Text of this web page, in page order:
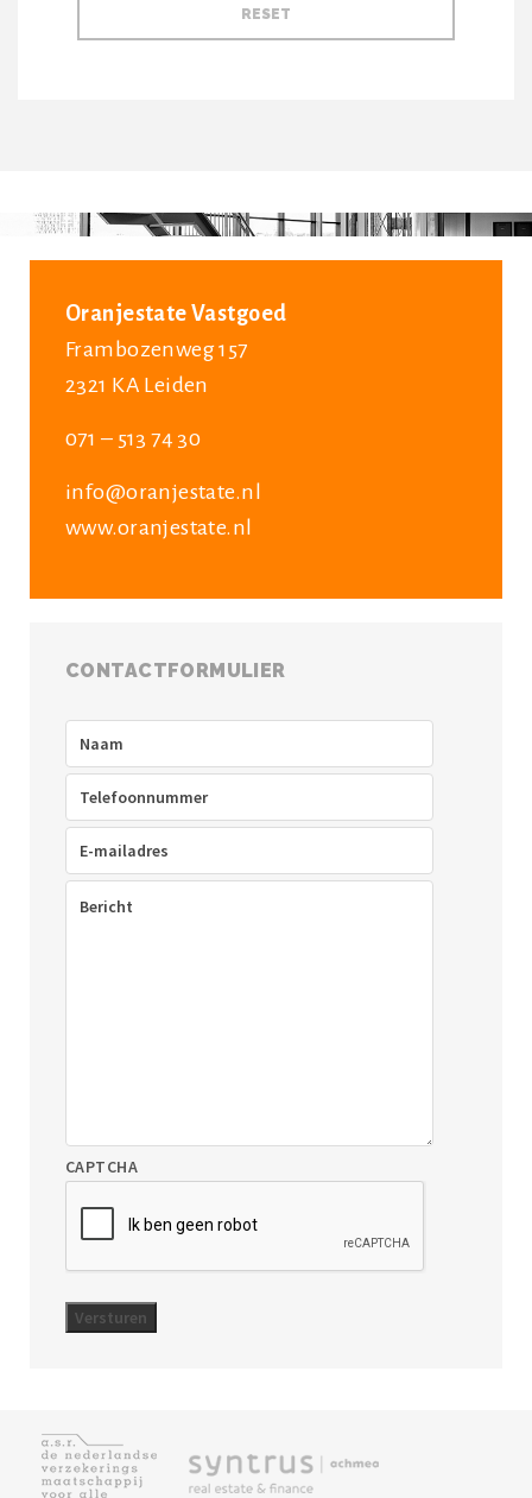
Oranjestate Vastgoed
Frambozenweg 157
2321 KA Leiden
071 – 513 74 30
info@oranjestate.nl
www.oranjestate.nl
CONTACTFORMULIER
Telefoon
mailadres(Vereist)
CAPTCHA